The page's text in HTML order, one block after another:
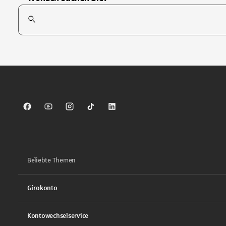
Suchfeld
Sparkasse auf Facebook
Sparkasse auf Youtube
Sparkasse auf Instagram
Sparkasse auf TikTok
Sparkasse auf LinkedIn
Beliebte Themen
Girokonto
Kontowechselservice